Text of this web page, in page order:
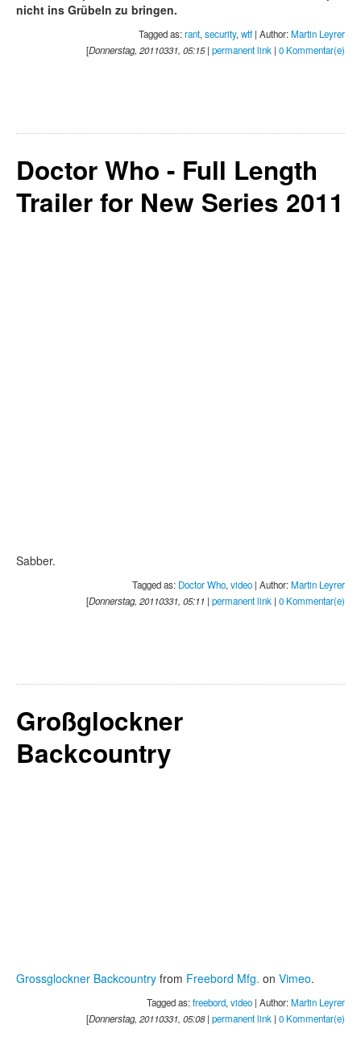
nicht ins Grübeln zu bringen.
Tagged as:rant, security, wtf | Author:Martin Leyrer
[Donnerstag, 20110331, 05:15| permanent link | 0 Kommentar(e)
Doctor Who - Full Length
Trailer for New Series 2011
Sabber.
Tagged as: Doctor Who, video | Author:Martin Leyrer
[Donnerstag, 20110331, 05:11 | permanent link | 0 Kommentar(e)
Großglockner
Backcountry
Grossglockner Backcountry from Freebord Mfg. on Vimeo.
Tagged as:freebord, video | Author:Martin Leyrer
[Donnerstag, 20110331, 05:08| permanent link | 0 Kommentar(e)